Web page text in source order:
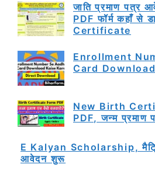
जाति प्रमाण
PDF फॉर्म कहाँ से
Certificate
Enrollment
Card
New Birth
PDF, जन्म प्रमाण
E Kalyan Scholarship,
आवेदन शुरू